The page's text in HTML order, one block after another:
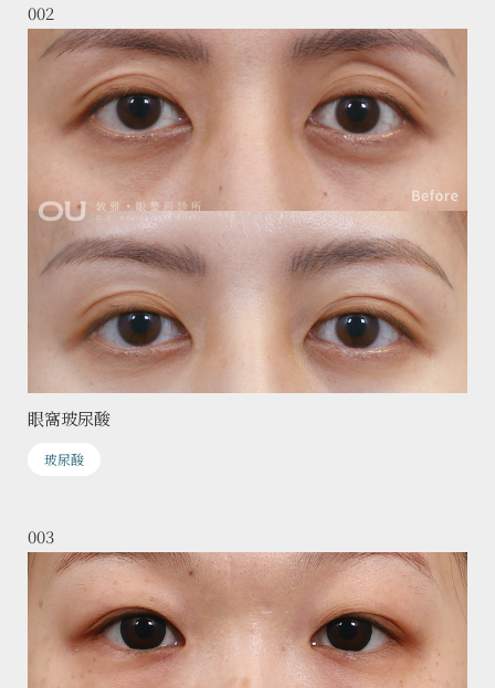
002
眼窩玻尿酸
玻尿酸
003